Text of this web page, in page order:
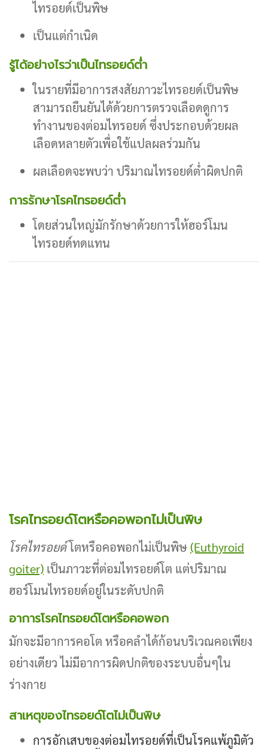
ไทรอยด์เป็นพิษ
เป็นแต่กำเนิด
รู้ได้อย่างไรว่าเป็นไทรอยด์ต่ำ
ในรายที่มีอาการสงสัยภาวะไทรอยด์เป็นพิษ
สามารถยืนยันได้ด้วยการตรวจเลือดดูการ
ทำงานของต่อมไทรอยด์ ซึ่งประกอบด้วยผล
เลือดหลายตัวเพื่อใช้แปลผลร่วมกัน
ผลเลือดจะพบว่า ปริมาณไทรอยด์ต่ำผิดปกติ
การรักษาโรคไทรอยด์ต่ำ
โดยส่วนใหญ่มักรักษาด้วยการให้ฮอร์โมน
ไทรอยด์ทดแทน
โรคไทรอยด์โตหรือคอพอกไม่เป็นพิษ
โรคไทรอยด์โตหรือคอพอกไม่เป็นพิษ(Euthyroid
goiter) เป็นภาวะที่ต่อมไทรอยด์โต แต่ปริมาณ
ฮอร์โมนไทรอยด์อยู่ในระดับปกติ
อาการโรคไทรอยด์โตหรือคอพอก
มักจะมีอาการคอโต หรือคลำได้ก้อนบริเวณคอเพียง
อย่างเดียว ไม่มีอาการผิดปกติของระบบอื่นๆใน
ร่างกาย
สาเหตุของไทรอยด์โตไม่เป็นพิษ
การอักเสบของต่อมไทรอยด์ที่เป็นโรคแพ้ภูมิตัว